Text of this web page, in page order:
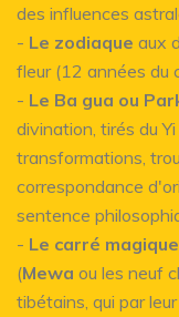
des influences
- Le zodiaque aux
fleur (12 années du
- Le Ba gua ou
divination, tirés du
transformations,
correspondance
sentence
- Le carré magique
(Mewa ou les neuf
tibétains, qui par